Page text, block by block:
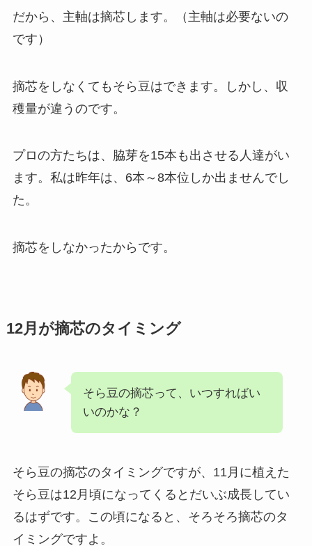
だから、主軸は摘芯します。（主軸は必要ないの
です）
摘芯をしなくてもそら豆はできます。しかし、収
穫量が違うのです。
プロの方たちは、脇芽を15本も出させる人達がい
ます。私は昨年は、6本～8本位しか出ませんでし
た。
摘芯をしなかったからです。
12月が摘芯のタイミング
そら豆の摘芯って、いつすればい
いのかな？
そら豆の摘芯のタイミングですが、11月に植えた
そら豆は12月頃になってくるとだいぶ成長してい
るはずです。この頃になると、そろそろ摘芯のタ
イミングですよ。